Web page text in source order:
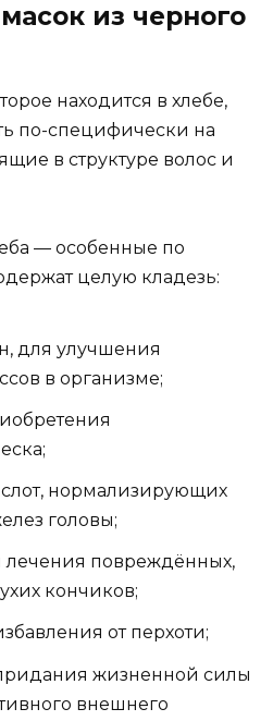
из черного
находится в хлебе,
по-специфически на
в структуре волос и
— особенные по
целую кладезь:
для улучшения
в организме;
нормализирующих
головы;
лечения повреждённых,
кончиков;
от перхоти;
жизненной силы
внешнего